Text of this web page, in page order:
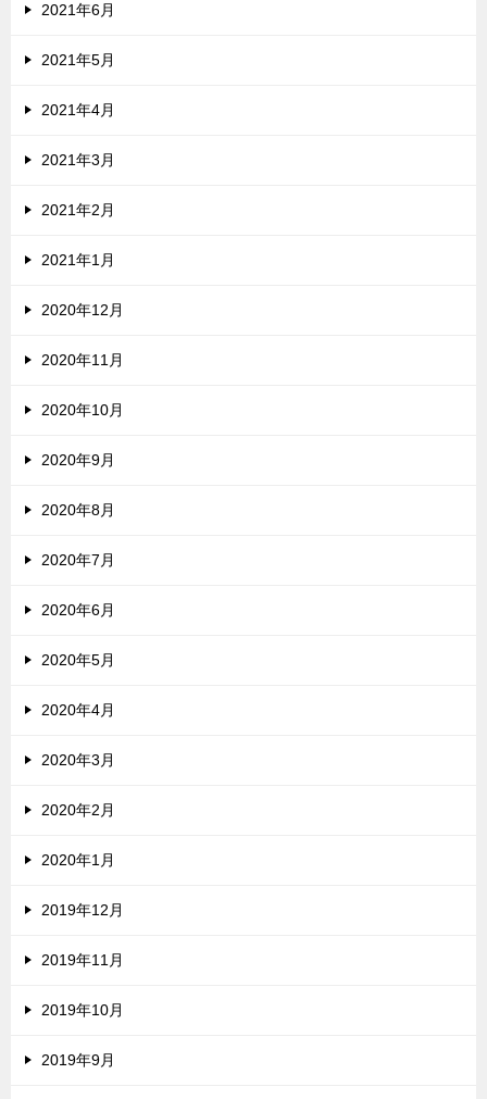
2021年6月
2021年5月
2021年4月
2021年3月
2021年2月
2021年1月
2020年12月
2020年11月
2020年10月
2020年9月
2020年8月
2020年7月
2020年6月
2020年5月
2020年4月
2020年3月
2020年2月
2020年1月
2019年12月
2019年11月
2019年10月
2019年9月